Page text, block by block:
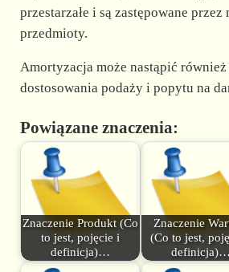
przestarzałe i są zastępowane
przedmioty.
Amortyzacja może nastąpić
dostosowania podaży i popytu na
Powiązane znaczenia:
Znaczenie Produkt (Co
to jest, pojęcie i
definicja)…
Znaczenie
(Co to jest,
definicja)…